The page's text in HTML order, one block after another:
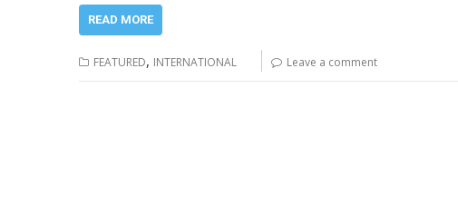
READ MORE
FEATURED, INTERNATIONAL Leave a comment